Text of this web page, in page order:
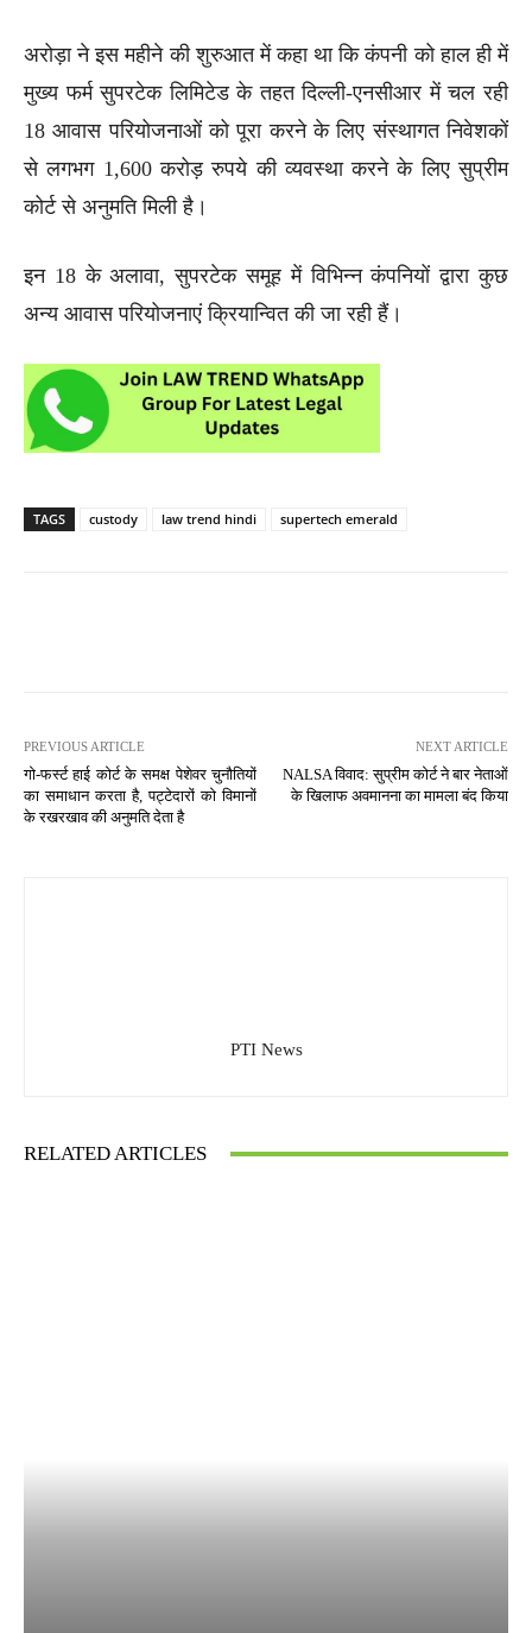
अरोड़ा ने इस महीने की शुरुआत में कहा था कि कंपनी को हाल ही में
मुख्य फर्म सुपरटेक लिमिटेड के तहत दिल्ली-एनसीआर में चल रही
18 आवास परियोजनाओं को पूरा करने के लिए संस्थागत निवेशकों
से लगभग 1,600 करोड़ रुपये की व्यवस्था करने के लिए सुप्रीम
कोर्ट से अनुमति मिली है।
इन 18 के अलावा, सुपरटेक समूह में विभिन्न कंपनियों द्वारा कुछ
अन्य आवास परियोजनाएं क्रियान्वित की जा रही हैं।
TAGS custody law trend hindi supertech emerald
PREVIOUS ARTICLE
गो-फर्स्ट हाई कोर्ट के समक्ष पेशेवर चुनौतियों
का समाधान करता है, पट्टेदारों को विमानों
के रखरखाव की अनुमति देता है
NEXT ARTICLE
NALSA विवाद: सुप्रीम कोर्ट ने बार नेताओं
के खिलाफ अवमानना का मामला बंद किया
PTI News
RELATED ARTICLES